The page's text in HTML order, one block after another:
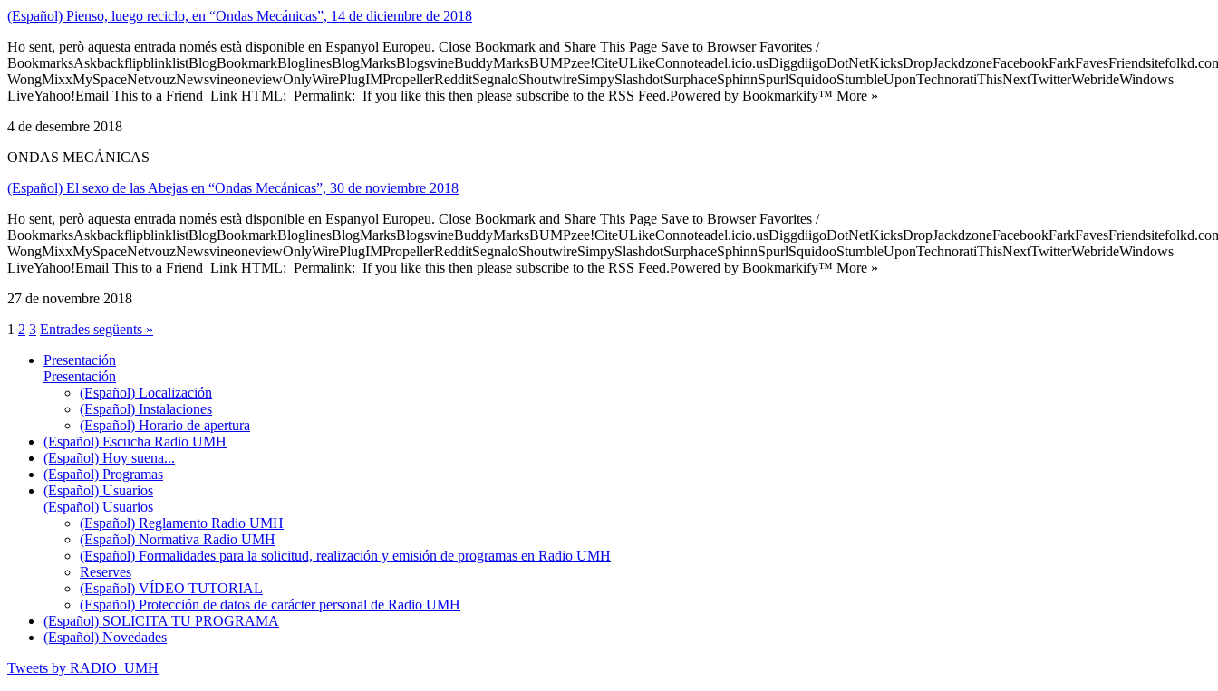
(Español) Pienso, luego reciclo, en “Ondas Mecánicas”, 14 de diciembre de 2018
Ho sent, però aquesta entrada només està disponible en Espanyol Europeu. Close Bookmark and Share This Page Save to Browser Favorites /
WongMixxMySpaceNetvouzNewsvineoneviewOnlyWirePlugIMPropellerRedditSegnaloShoutwireSimpySlashdotSurphaceSphinnSpurlSquidooStumbleUponTechnoratiThisNextTwitterWebrideWindows
LiveYahoo!Email This to a Friend Link HTML: Permalink: If you like this then please subscribe to the RSS Feed.Powered by Bookmarkify™ More »
4 de desembre 2018
ONDAS MECÁNICAS
(Español) El sexo de las Abejas en “Ondas Mecánicas”, 30 de noviembre 2018
Ho sent, però aquesta entrada només està disponible en Espanyol Europeu. Close Bookmark and Share This Page Save to Browser Favorites /
WongMixxMySpaceNetvouzNewsvineoneviewOnlyWirePlugIMPropellerRedditSegnaloShoutwireSimpySlashdotSurphaceSphinnSpurlSquidooStumbleUponTechnoratiThisNextTwitterWebrideWindows
LiveYahoo!Email This to a Friend Link HTML: Permalink: If you like this then please subscribe to the RSS Feed.Powered by Bookmarkify™ More »
27 de novembre 2018
1 2 3 Entrades següents »
Presentación
Presentación
(Español) Localización
(Español) Instalaciones
(Español) Horario de apertura
(Español) Escucha Radio UMH
(Español) Hoy suena...
(Español) Programas
(Español) Usuarios
(Español) Usuarios
(Español) Reglamento Radio UMH
(Español) Normativa Radio UMH
(Español) Formalidades para la solicitud, realización y emisión de programas en Radio UMH
Reserves
(Español) VÍDEO TUTORIAL
(Español) Protección de datos de carácter personal de Radio UMH
(Español) SOLICITA TU PROGRAMA
(Español) Novedades
Tweets by RADIO_UMH